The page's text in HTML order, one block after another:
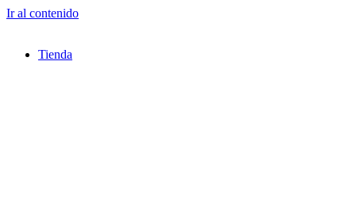
Ir al contenido
Tienda